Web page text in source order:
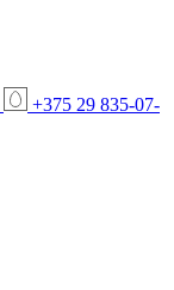
+375 29 835-07-